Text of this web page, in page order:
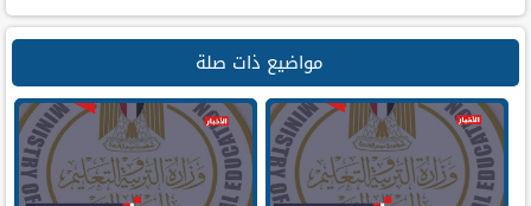
مواضيع ذات صلة